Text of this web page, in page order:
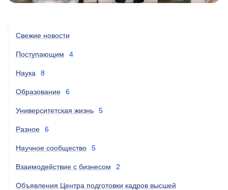
Свежие новости
Поступающим 4
Наука 8
Образование 6
Университетская жизнь 5
Разное 6
Научное сообщество 5
Взаимодействие с бизнесом 2
Объявления Центра подготовки кадров высшей